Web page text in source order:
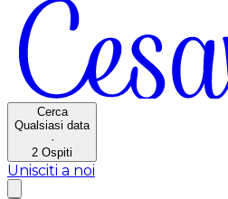
Cerca
Qualsiasi data
·
2 Ospiti
Unisciti a noi